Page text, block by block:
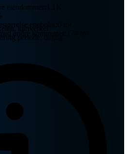
eiendommer:
enebolig:
andre kommuner:
kartverket
periode: daglig